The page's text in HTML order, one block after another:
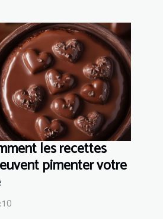
les recettes
pimenter votre